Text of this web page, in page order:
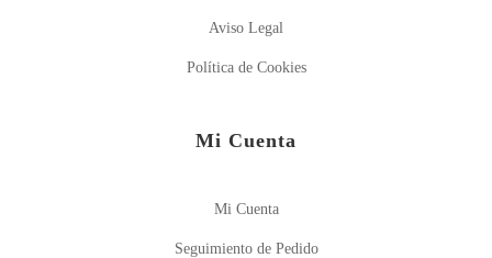
Aviso Legal
Política de Cookies
Mi Cuenta
Mi Cuenta
Seguimiento de Pedido